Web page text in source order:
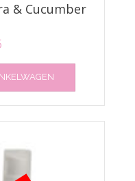
& Cucumber